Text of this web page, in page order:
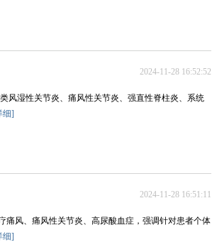
2024-11-28 16:52:52
风湿性关节炎、痛风性关节炎、强直性脊柱炎、系统
细]
2024-11-28 16:51:11
痛风、痛风性关节炎、高尿酸血症，强调针对患者个体
细]